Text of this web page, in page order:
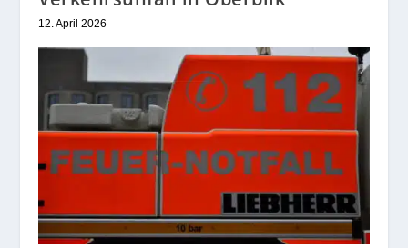
12. April 2026